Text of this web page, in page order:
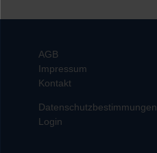
AGB
Impressum
Kontakt
Datenschutzbestimmungen
Login